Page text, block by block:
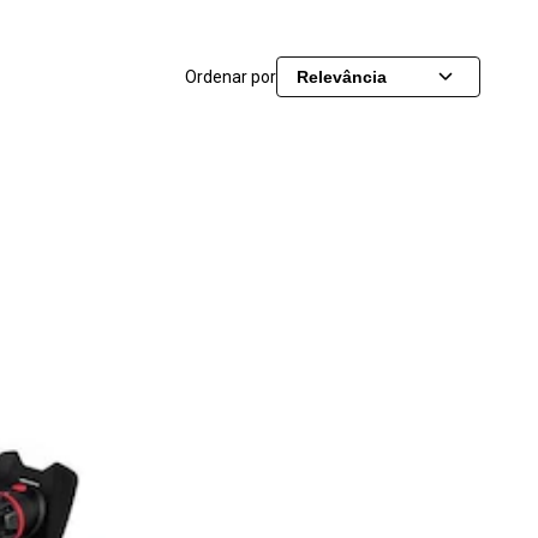
Ordenar por Relevância